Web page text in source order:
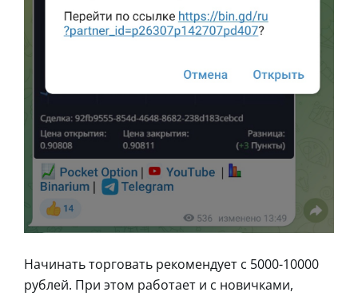
Начинать торговать рекомендует с 5000-10000
рублей. При этом работает и с новичками,